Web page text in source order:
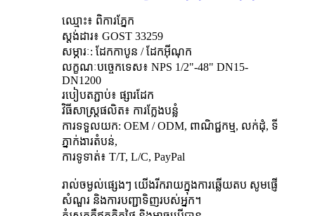
ឈ្មោះ៖ ពិការភ្នែក
ស្តង់ដារ៖ GOST 33259
សម្ភារៈ: ដែកកាបូន / ដែកអ៊ីណុក
លក្ខណៈបច្ចេកទេស៖ NPS 1/2"-48" DN15-
DN1200
របៀបតភ្ជាប់៖ ផ្សារដែក
វិធីសាស្រ្តផលិត៖ ការក្លែងបន្លំ
ការទទួលយក: OEM / ODM, ពាណិជ្ជកម្ម, លក់ដុំ, ទី
ភ្នាក់ងារតំបន់,
ការទូទាត់៖ T/T, L/C, PayPal
រាល់ចម្ងល់ផ្សេងៗ យើងរីករាយក្នុងការឆ្លើយតប សូមផ្ញើ
សំណួរ និងការបញ្ជាទិញរបស់អ្នក។